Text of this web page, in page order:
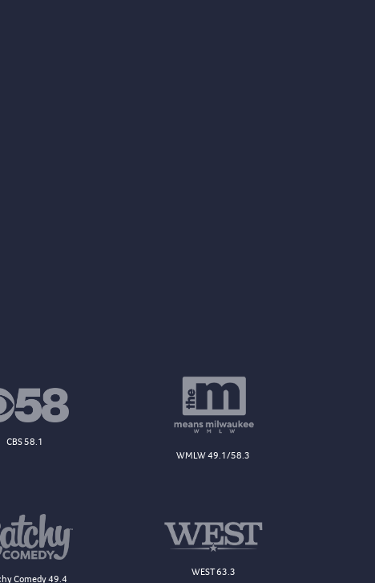
CBS 58.1
WMLW 49.1/58.3
Comedy 49.4
WEST 63.3